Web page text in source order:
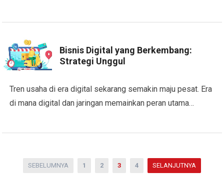
Bisnis Digital yang Berkembang:
Strategi Unggul
Tren usaha di era digital sekarang semakin maju pesat. Era
di mana digital dan jaringan memainkan peran utama…
PaginasiSEBELUMNYA 1 2 3 4 SELANJUTNYA